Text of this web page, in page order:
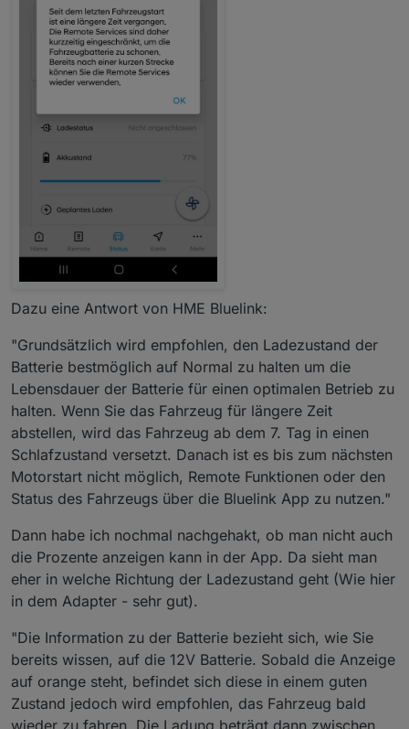
Dazu eine Antwort von HME Bluelink:
"Grundsätzlich wird empfohlen, den Ladezustand der
Batterie bestmöglich auf Normal zu halten um die
Lebensdauer der Batterie für einen optimalen Betrieb zu
halten. Wenn Sie das Fahrzeug für längere Zeit
abstellen, wird das Fahrzeug ab dem 7. Tag in einen
Schlafzustand versetzt. Danach ist es bis zum nächsten
Motorstart nicht möglich, Remote Funktionen oder den
Status des Fahrzeugs über die Bluelink App zu nutzen."
Dann habe ich nochmal nachgehakt, ob man nicht auch
die Prozente anzeigen kann in der App. Da sieht man
eher in welche Richtung der Ladezustand geht (Wie hier
in dem Adapter - sehr gut).
"Die Information zu der Batterie bezieht sich, wie Sie
bereits wissen, auf die 12V Batterie. Sobald die Anzeige
auf orange steht, befindet sich diese in einem guten
Zustand jedoch wird empfohlen, das Fahrzeug bald